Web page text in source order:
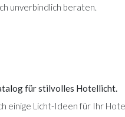
unverbindlich beraten.
für stilvolles Hotellicht.
einige Licht-Ideen für Ihr